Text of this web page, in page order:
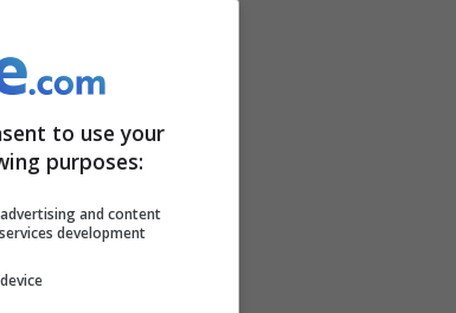
e Hugh
volti
Soni e
schermo.
to use your
purposes:
and content
development